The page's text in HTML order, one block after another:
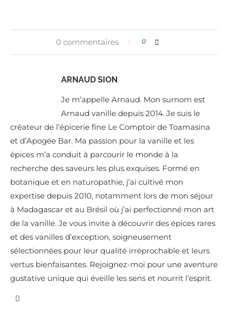
0 commentaires 0
ARNAUD SION
Je m’appelle Arnaud. Mon surnom est
Arnaud vanille depuis 2014. Je suis le
créateur de l’épicerie fine Le Comptoir de Toamasina
et d’Apogée Bar. Ma passion pour la vanille et les
épices m’a conduit à parcourir le monde à la
recherche des saveurs les plus exquises. Formé en
botanique et en naturopathie, j’ai cultivé mon
expertise depuis 2010, notamment lors de mon séjour
à Madagascar et au Brésil où j’ai perfectionné mon art
de la vanille. Je vous invite à découvrir des épices rares
et des vanilles d’exception, soigneusement
sélectionnées pour leur qualité irréprochable et leurs
vertus bienfaisantes. Rejoignez-moi pour une aventure
gustative unique qui éveille les sens et nourrit l’esprit.